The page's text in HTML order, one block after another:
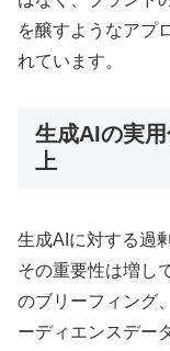
を醸すようなアプ
れています。
生成AIの実
上
生成AIに対する過
その重要性は増し
のブリーフィング
ーディエンスデー